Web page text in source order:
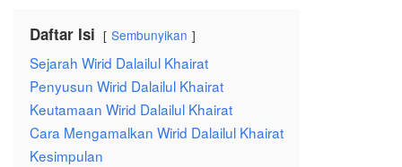
Daftar Isi Sembunyikan
Sejarah Wirid Dalailul Khairat
Penyusun Wirid Dalailul Khairat
Keutamaan Wirid Dalailul Khairat
Cara Mengamalkan Wirid Dalailul Khairat
Kesimpulan